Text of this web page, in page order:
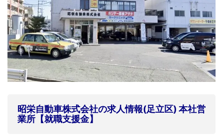
昭栄自動車株式会社の求人情報(足立区) 本社営
業所【就職支援金】